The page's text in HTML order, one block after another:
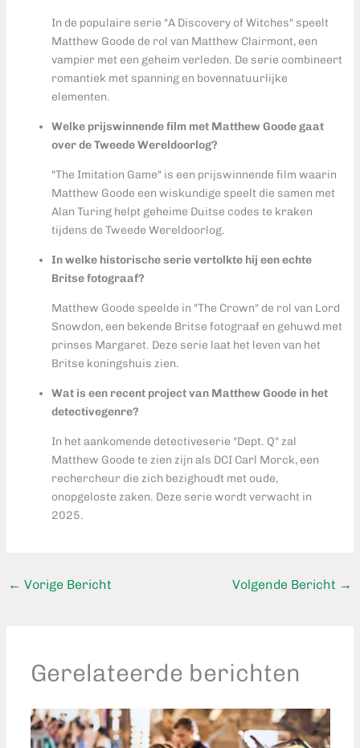
In de populaire serie "A Discovery of Witches" speelt
Matthew Goode de rol van Matthew Clairmont, een
vampier met een geheim verleden. De serie combineert
romantiek met spanning en bovennatuurlijke
elementen.
Welke prijswinnende film met Matthew Goode gaat
over de Tweede Wereldoorlog?
"The Imitation Game" is een prijswinnende film waarin
Matthew Goode een wiskundige speelt die samen met
Alan Turing helpt geheime Duitse codes te kraken
tijdens de Tweede Wereldoorlog.
In welke historische serie vertolkte hij een echte
Britse fotograaf?
Matthew Goode speelde in "The Crown" de rol van Lord
Snowdon, een bekende Britse fotograaf en gehuwd met
prinses Margaret. Deze serie laat het leven van het
Britse koningshuis zien.
Wat is een recent project van Matthew Goode in het
detectivegenre?
In het aankomende detectiveserie "Dept. Q" zal
Matthew Goode te zien zijn als DCI Carl Morck, een
rechercheur die zich bezighoudt met oude,
onopgeloste zaken. Deze serie wordt verwacht in
2025.
← Vorige Bericht Volgende Bericht →
Gerelateerde berichten